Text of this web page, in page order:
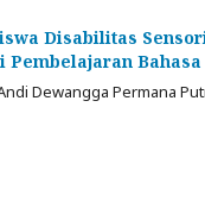
Disabilitas
Pembelajaran
Dewangga Permana